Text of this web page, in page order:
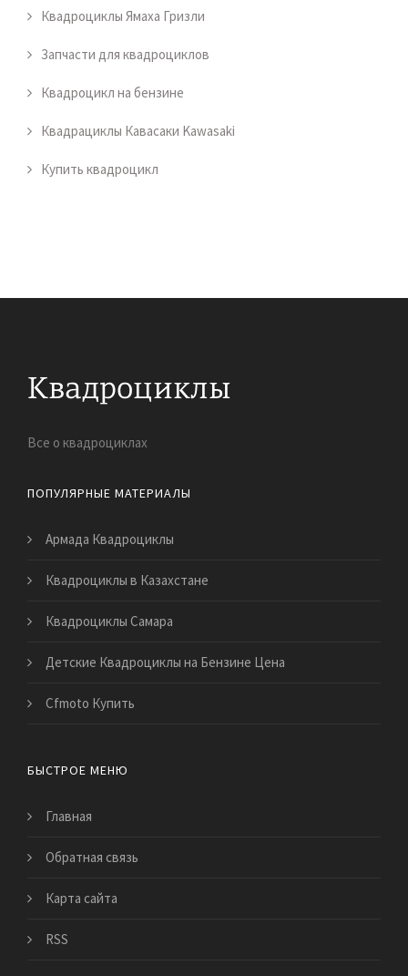
Квадроциклы Ямаха Гризли
Запчасти для квадроциклов
Квадроцикл на бензине
Квадрациклы Кавасаки Kawasaki
Купить квадроцикл
Все о квадроциклах
ПОПУЛЯРНЫЕ МАТЕРИАЛЫ
Армада Квадроциклы
Квадроциклы в Казахстане
Квадроциклы Самара
Детские Квадроциклы на Бензине Цена
Cfmoto Купить
БЫСТРОЕ МЕНЮ
Главная
Обратная связь
Карта сайта
RSS